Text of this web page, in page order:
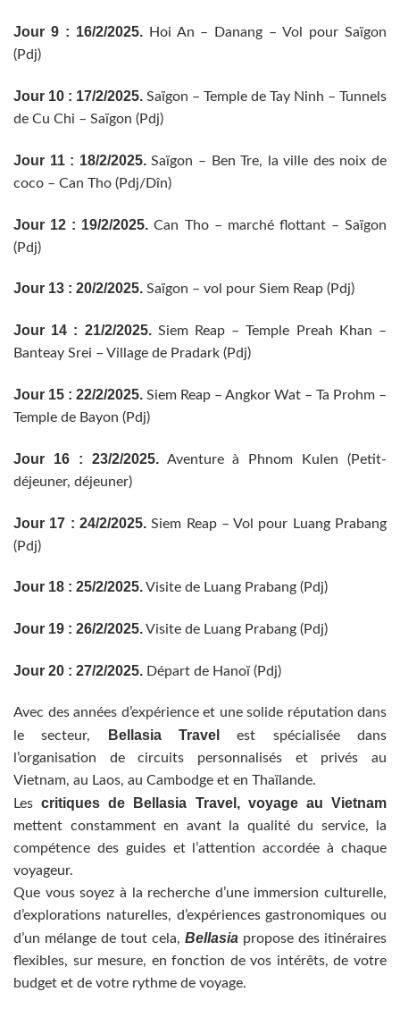
Jour 9 : 16/2/2025.Hoi An – Danang – Vol pour Saïgon
(Pdj)
Jour 10 : 17/2/2025. Saïgon – Temple de Tay Ninh – Tunnels
de Cu Chi – Saïgon (Pdj)
Jour 11 : 18/2/2025.Saïgon – Ben Tre, la ville des noix de
coco – Can Tho (Pdj/Dîn)
Jour 12 : 19/2/2025. Can Tho – marché flottant – Saïgon
(Pdj)
Jour 13 : 20/2/2025. Saïgon – vol pour Siem Reap (Pdj)
Jour 14 : 21/2/2025.Siem Reap – Temple Preah Khan –
Banteay Srei – Village de Pradark (Pdj)
Jour 15 : 22/2/2025. Siem Reap – Angkor Wat – Ta Prohm –
Temple de Bayon (Pdj)
Jour 16 : 23/2/2025.Aventure à Phnom Kulen (Petit-
déjeuner, déjeuner)
Jour 17 : 24/2/2025.Siem Reap – Vol pour Luang Prabang
(Pdj)
Jour 18 : 25/2/2025.Visite de Luang Prabang (Pdj)
Jour 19 : 26/2/2025.Visite de Luang Prabang (Pdj)
Jour 20 : 27/2/2025. Départ de Hanoï (Pdj)
Avec des années d’expérience et une solide réputation dans
le secteur,
Bellasia Travel
est spécialisée dans
l’organisation de circuits personnalisés et privés au
Vietnam, au Laos, au Cambodge et en Thaïlande.
Lescritiques de Bellasia Travel, voyage au Vietnam
mettent constamment en avant la qualité du service, la
compétence des guides et l’attention accordée à chaque
voyageur.
Que vous soyez à la recherche d’une immersion culturelle,
d’explorations naturelles, d’expériences gastronomiques ou
d’un mélange de tout cela, Bellasia propose des itinéraires
flexibles, sur mesure, en fonction de vos intérêts, de votre
budget et de votre rythme de voyage.